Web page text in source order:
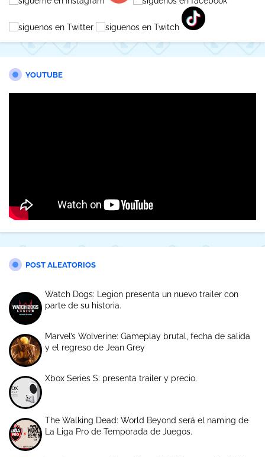
YOUTUBE
POST ALEATORIOS
Watch Dogs: Legion presenta un nuevo trailer con
parte de su historia.
Marvel’s Wolverine: Gameplay brutal, fecha de salida
y el regreso de Jean Grey
Xbox Series S: presenta trailer y precio.
The Walking Dead: World Beyond será el naming de
La Liga Pro de Temporada de Juegos.